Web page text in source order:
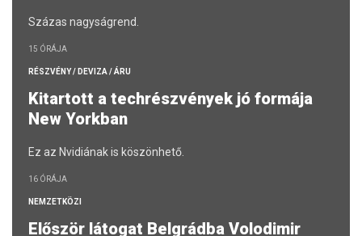
Százas nagyságrend.
15 ÓRÁJA
RÉSZVÉNY / DEVIZA / ÁRU
Kitartott a techrészvények jó formája
New Yorkban
Ez az Nvidiának is köszönhető.
16 ÓRÁJA
NEMZETKÖZI
Először látogat Belgrádba Volodimir